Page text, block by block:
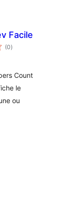
Facile
(0notes
en
)
Count
le
ou